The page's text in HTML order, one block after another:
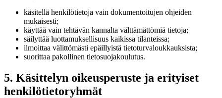
käsitellä henkilötietoja vain dokumentoitujen ohjeiden
mukaisesti;
käyttää vain tehtävän kannalta välttämättömiä tietoja;
säilyttää luottamuksellisuus kaikissa tilanteissa;
ilmoittaa välittömästi epäillyistä tietoturvaloukkauksista;
suorittaa pakollinen tietosuojakoulutus.
5. Käsittelyn oikeusperuste ja erityiset
henkilötietoryhmät